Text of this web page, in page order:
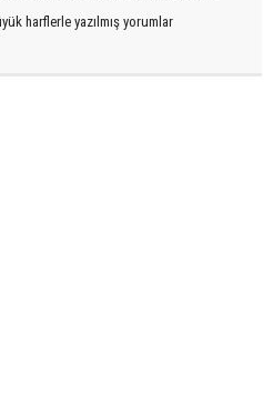
harflerle yazılmış yorumlar